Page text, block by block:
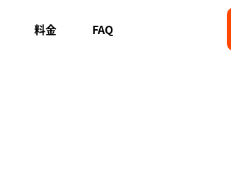
料金 FAQ